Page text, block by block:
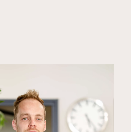
Senior onderzoeker